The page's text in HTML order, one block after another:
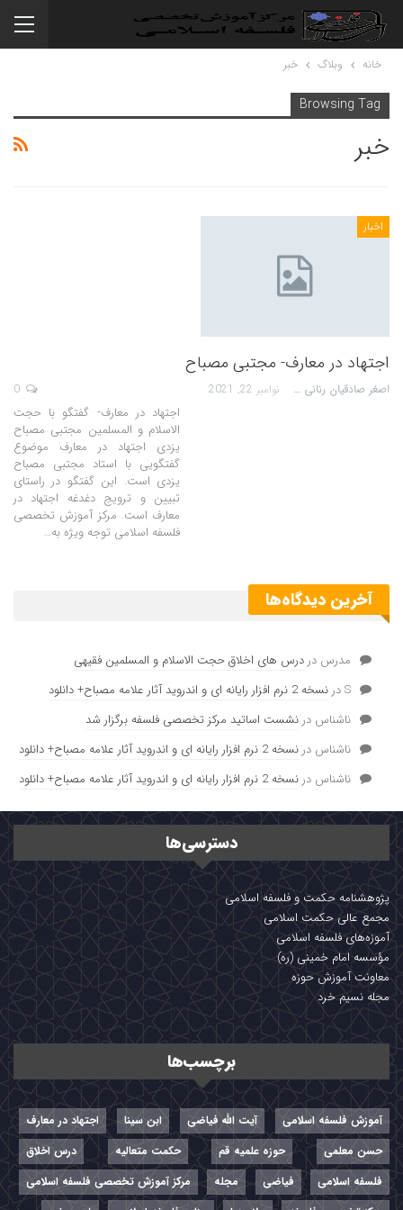
خانه وبلاگ خبر
Browsing Tag
خبر
اخبار
اجتهاد در معارف- مجتبی مصباح
اصغر صادقیان رنانی نوامبر 22, 2021
اجتهاد در معارف- گفتگو با حجت
الاسلام و المسلمین مجتبی مصباح
یزدی اجتهاد در معارف موضوع
گفتگویی با استاد مجتبی مصباح
یزدی است. این گفتگو در راستای
تبیین و ترویج دغدغه اجتهاد در
معارف است. مرکز آموزش تخصصی
فلسفه اسلامی توجه ویژه به…
آخرین دیدگاه‌ها
مدرس در درس های اخلاق حجت الاسلام و المسلمین فقیهی
Sدر نسخه 2 نرم افزار رایانه ای و اندروید آثار علامه مصباح+ دانلود
ناشناس در نشست اساتید مرکز تخصصی فلسفه برگزار شد
ناشناس در نسخه 2 نرم افزار رایانه ای و اندروید آثار علامه مصباح+ دانلود
ناشناس در نسخه 2 نرم افزار رایانه ای و اندروید آثار علامه مصباح+ دانلود
دسترسی‌ها
پژوهشنامه حکمت و فلسفه اسلامی
مجمع عالی حکمت اسلامی
آموزه‌های فلسفه اسلامی
مؤسسه امام خمینی (ره)
معاونت آموزش حوزه
مجله نسیم خرد
برچسب‌ها
آموزش فلسفه اسلامی آیت الله فیاضی ابن سینا
اجتهاد در معارف
حسن معلمی
حوزه علمیه قم حکمت متعالیه
درس اخلاق
فلسفه اسلامی
فیاضی مجله
مرکز آموزش تخصصی فلسفه اسلامی